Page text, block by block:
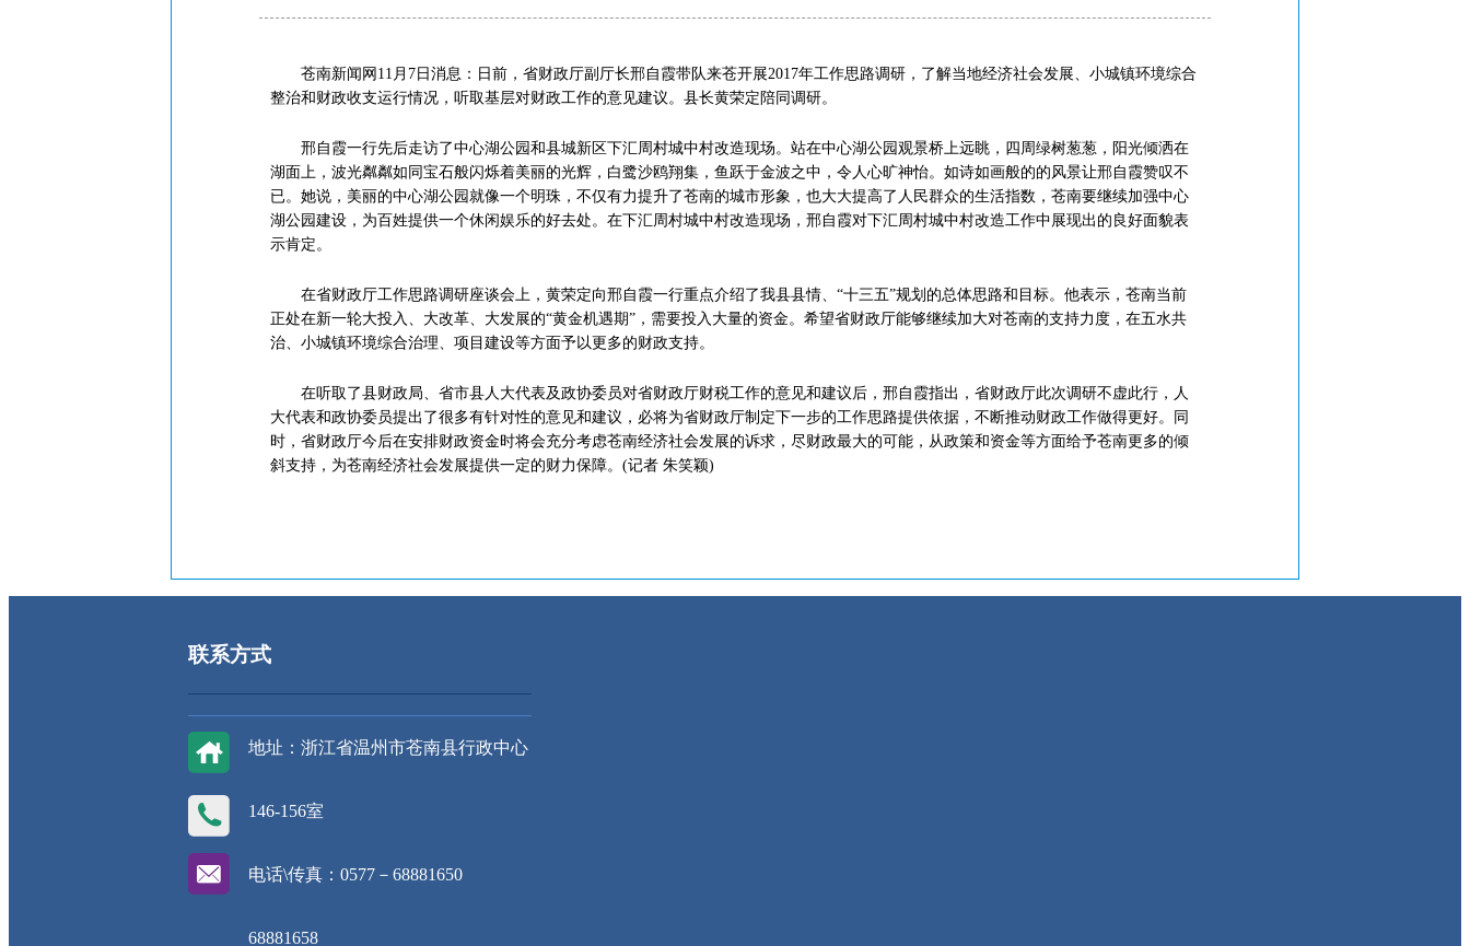
苍南新闻网11月7日消息：日前，省财政厅副厅长邢自霞带队来苍开展2017年工作思路调研，了解当地经济社会发展、小城镇环境综合
整治和财政收支运行情况，听取基层对财政工作的意见建议。县长黄荣定陪同调研。
邢自霞一行先后走访了中心湖公园和县城新区下汇周村城中村改造现场。站在中心湖公园观景桥上远眺，四周绿树葱葱，阳光倾洒在
湖面上，波光粼粼如同宝石般闪烁着美丽的光辉，白鹭沙鸥翔集，鱼跃于金波之中，令人心旷神怡。如诗如画般的的风景让邢自霞赞叹不
已。她说，美丽的中心湖公园就像一个明珠，不仅有力提升了苍南的城市形象，也大大提高了人民群众的生活指数，苍南要继续加强中心
湖公园建设，为百姓提供一个休闲娱乐的好去处。在下汇周村城中村改造现场，邢自霞对下汇周村城中村改造工作中展现出的良好面貌表
示肯定。
在省财政厅工作思路调研座谈会上，黄荣定向邢自霞一行重点介绍了我县县情、“十三五”规划的总体思路和目标。他表示，苍南当前
正处在新一轮大投入、大改革、大发展的“黄金机遇期”，需要投入大量的资金。希望省财政厅能够继续加大对苍南的支持力度，在五水共
治、小城镇环境综合治理、项目建设等方面予以更多的财政支持。
在听取了县财政局、省市县人大代表及政协委员对省财政厅财税工作的意见和建议后，邢自霞指出，省财政厅此次调研不虚此行，人
大代表和政协委员提出了很多有针对性的意见和建议，必将为省财政厅制定下一步的工作思路提供依据，不断推动财政工作做得更好。同
时，省财政厅今后在安排财政资金时将会充分考虑苍南经济社会发展的诉求，尽财政最大的可能，从政策和资金等方面给予苍南更多的倾
斜支持，为苍南经济社会发展提供一定的财力保障。(记者 朱笑颖)
联系方式
地址：浙江省温州市苍南县行政中心
146-156室
电话\传真：0577－68881650
68881658